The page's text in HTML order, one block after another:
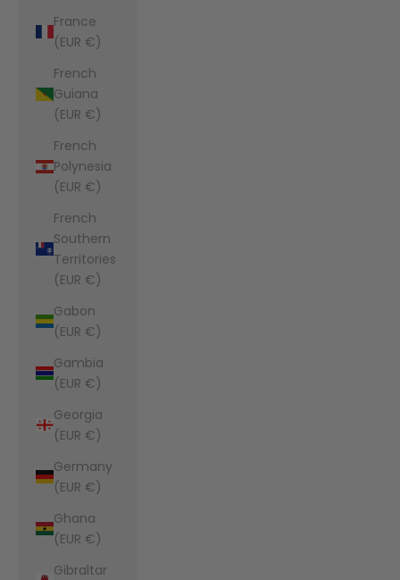
France
(EUR €)
French
Guiana
(EUR €)
French
Polynesia
(EUR €)
French
Southern
Territories
(EUR €)
Gabon
(EUR €)
Gambia
(EUR €)
Georgia
(EUR €)
Germany
(EUR €)
Ghana
(EUR €)
Gibraltar